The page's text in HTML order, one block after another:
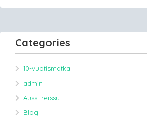
Categories
10-vuotismatka
admin
Aussi-reissu
Blog